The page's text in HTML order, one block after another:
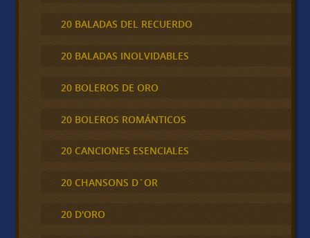
20 BALADAS DEL RECUERDO
20 BALADAS INOLVIDABLES
20 BOLEROS DE ORO
20 BOLEROS ROMÁNTICOS
20 CANCIONES ESENCIALES
20 CHANSONS D´OR
20 D'ORO